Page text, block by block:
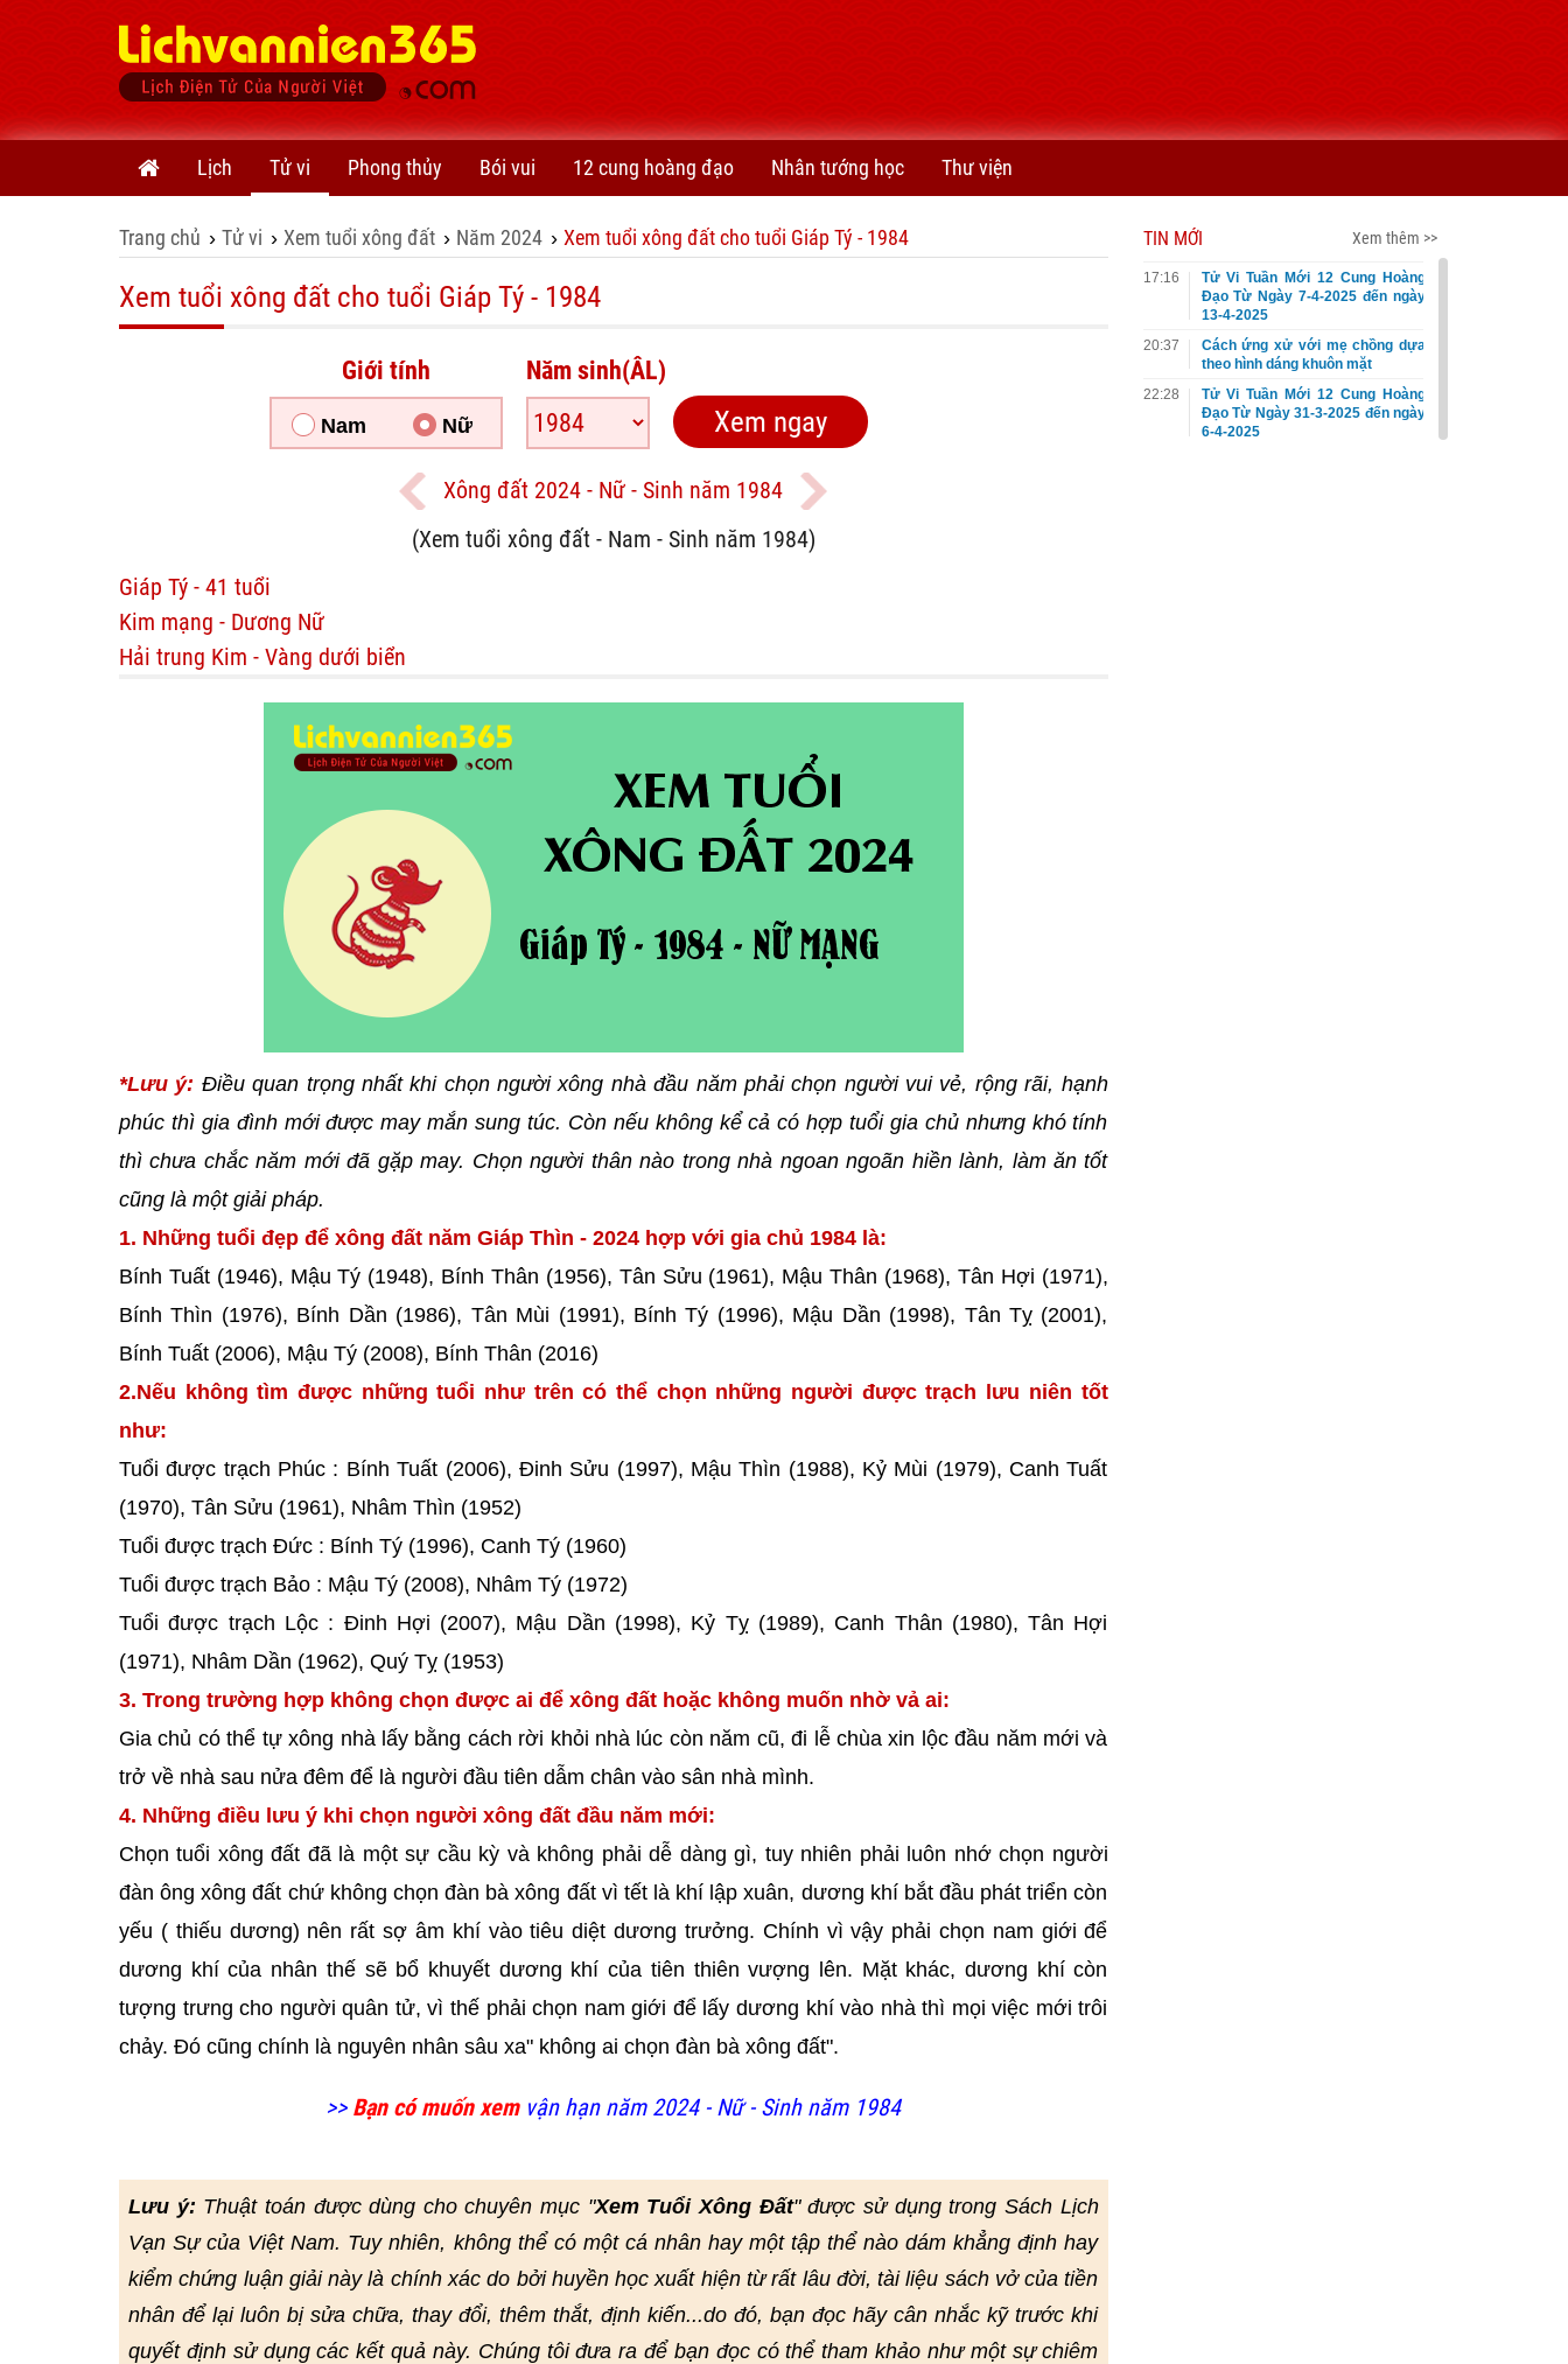
Lịch Tử vi Phong thủy Bói vui 12 cung hoàng đạo Nhân tướng học Thư viện
Trang chủ › Tử vi › Xem tuổi xông đất › Năm 2024 › Xem tuổi xông đất cho tuổi Giáp Tý - 1984
Xem tuổi xông đất cho tuổi Giáp Tý - 1984
Giới tính
Nam Nữ
Năm sinh(ÂL)
Xông đất 2024 - Nữ - Sinh năm 1984
(Xem tuổi xông đất - Nam - Sinh năm 1984)
Giáp Tý - 41 tuổi
Kim mạng - Dương Nữ
Hải trung Kim - Vàng dưới biển
*Lưu ý: Điều quan trọng nhất khi chọn người xông nhà đầu năm phải chọn người vui vẻ, rộng rãi, hạnh
phúc thì gia đình mới được may mắn sung túc. Còn nếu không kể cả có hợp tuổi gia chủ nhưng khó tính
thì chưa chắc năm mới đã gặp may. Chọn người thân nào trong nhà ngoan ngoãn hiền lành, làm ăn tốt
cũng là một giải pháp.
1. Những tuổi đẹp để xông đất năm Giáp Thìn - 2024 hợp với gia chủ 1984 là:
Bính Tuất (1946), Mậu Tý (1948), Bính Thân (1956), Tân Sửu (1961), Mậu Thân (1968), Tân Hợi (1971),
Bính Thìn (1976), Bính Dần (1986), Tân Mùi (1991), Bính Tý (1996), Mậu Dần (1998), Tân Tỵ (2001),
Bính Tuất (2006), Mậu Tý (2008), Bính Thân (2016)
2.Nếu không tìm được những tuổi như trên có thể chọn những người được trạch lưu niên tốt
như:
Tuổi được trạch Phúc : Bính Tuất (2006), Đinh Sửu (1997), Mậu Thìn (1988), Kỷ Mùi (1979), Canh Tuất
(1970), Tân Sửu (1961), Nhâm Thìn (1952)
Tuổi được trạch Đức : Bính Tý (1996), Canh Tý (1960)
Tuổi được trạch Bảo : Mậu Tý (2008), Nhâm Tý (1972)
Tuổi được trạch Lộc : Đinh Hợi (2007), Mậu Dần (1998), Kỷ Tỵ (1989), Canh Thân (1980), Tân Hợi
(1971), Nhâm Dần (1962), Quý Tỵ (1953)
3. Trong trường hợp không chọn được ai để xông đất hoặc không muốn nhờ vả ai:
Gia chủ có thể tự xông nhà lấy bằng cách rời khỏi nhà lúc còn năm cũ, đi lễ chùa xin lộc đầu năm mới và
trở về nhà sau nửa đêm để là người đầu tiên dẫm chân vào sân nhà mình.
4. Những điều lưu ý khi chọn người xông đất đầu năm mới:
Chọn tuổi xông đất đã là một sự cầu kỳ và không phải dễ dàng gì, tuy nhiên phải luôn nhớ chọn người
đàn ông xông đất chứ không chọn đàn bà xông đất vì tết là khí lập xuân, dương khí bắt đầu phát triển còn
yếu ( thiếu dương) nên rất sợ âm khí vào tiêu diệt dương trưởng. Chính vì vậy phải chọn nam giới để
dương khí của nhân thế sẽ bổ khuyết dương khí của tiên thiên vượng lên. Mặt khác, dương khí còn
tượng trưng cho người quân tử, vì thế phải chọn nam giới để lấy dương khí vào nhà thì mọi việc mới trôi
chảy. Đó cũng chính là nguyên nhân sâu xa" không ai chọn đàn bà xông đất".
>> Bạn có muốn xemvận hạn năm 2024 - Nữ - Sinh năm 1984
Lưu ý: Thuật toán được dùng cho chuyên mục "Xem Tuổi Xông Đất" được sử dụng trong Sách Lịch
Vạn Sự của Việt Nam. Tuy nhiên, không thể có một cá nhân hay một tập thể nào dám khẳng định hay
kiểm chứng luận giải này là chính xác do bởi huyền học xuất hiện từ rất lâu đời, tài liệu sách vở của tiền
nhân để lại luôn bị sửa chữa, thay đổi, thêm thắt, định kiến...do đó, bạn đọc hãy cân nhắc kỹ trước khi
quyết định sử dụng các kết quả này. Chúng tôi đưa ra để bạn đọc có thể tham khảo như một sự chiêm
TIN MỚI Xem thêm >>
17:16
Tử Vi Tuần Mới 12 Cung Hoàng
Đạo Từ Ngày 7-4-2025 đến ngày
13-4-2025
20:37
Cách ứng xử với mẹ chồng dựa
theo hình dáng khuôn mặt
22:28
Tử Vi Tuần Mới 12 Cung Hoàng
Đạo Từ Ngày 31-3-2025 đến ngày
6-4-2025